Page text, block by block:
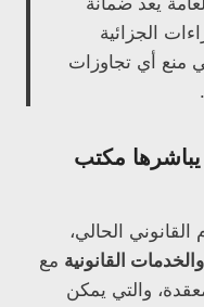
الجزائية
منع أي تجاوزات
يباشرها مكتب
القانوني الحالي،
القانونية مع
والتي يمكن